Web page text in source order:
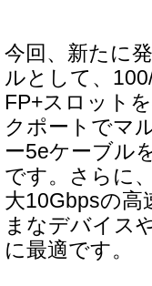
今回、新たに
ルとして、
FP+スロット
クポートでマ
ー5eケーブル
です。さらに
大10Gbpsの高
まなデバイス
に最適です。